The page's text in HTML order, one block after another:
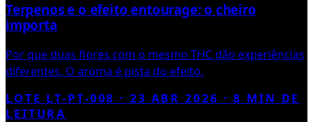
Terpenos e o efeito entourage: o cheiro
importa
Por que duas flores com o mesmo THC dão experiências
diferentes. O aroma é pista do efeito.
LOTE LT-PT-008 · 23 ABR 2026 ·8 MIN DE
LEITURA